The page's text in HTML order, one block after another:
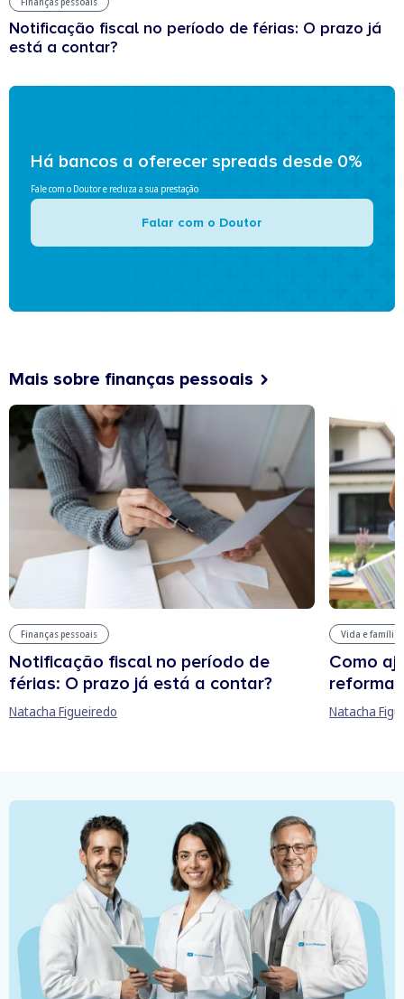
Notificação fiscal no período de férias: O prazo já
está a contar?
Há bancos a oferecer spreads desde 0%
Fale com o Doutor e reduza a sua prestação
Falar com o Doutor
Mais sobre finanças pessoais
Finanças pessoais
Notificação fiscal no período de
férias: O prazo já está a contar?
Natacha Figueiredo
Vida e família
Como
reforma
Natacha